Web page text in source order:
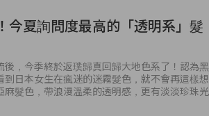
今夏詢問度最高的「透明系」髮
後，今季終於返璞歸真回歸大地色系了！認為黑
到日本女生在瘋迷的迷霧髮色，就不會再這樣想
麻髮色，帶浪漫溫柔的透明感，更有淡淡珍珠光